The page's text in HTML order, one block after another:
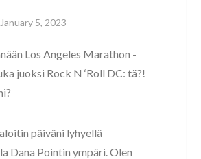
January 5, 2023
Los Angeles Marathon -
juoksi Rock N ‘Roll DC: tä?!
päiväni lyhyellä
Dana Pointin ympäri. Olen